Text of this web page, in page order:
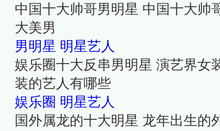
中国十大帅哥男明星 中国十大帅
大美男
男明星 明星艺人
娱乐圈十大反串男明星 演艺界女
装的艺人有哪些
娱乐圈 明星艺人
国外属龙的十大明星 龙年出生的